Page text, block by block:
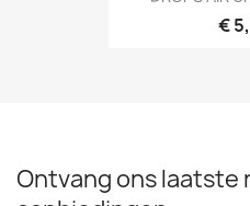
€
Ontvang ons laatste